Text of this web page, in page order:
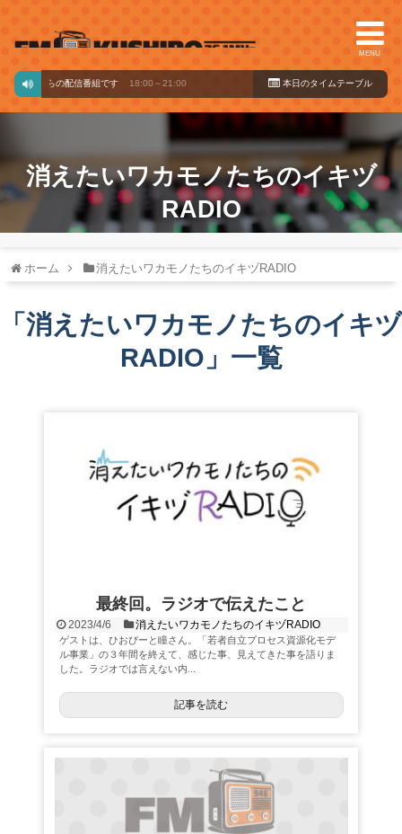
MENU
からの配信番組です 18:00～21:00 本日のタイ ムテーブル
消えたいワカモノたちのイキヅ
RADIO
ホーム 消えたいワカモノたちのイキヅRADIO
「 消えたいワカモノたちのイキヅ
RADIO 」 一覧
最終回。ラジオで伝えたこと
2023/4/6 消えたいワカモノたちのイキヅRADIO
ゲストは、ひおぴーと瞳さん。「若者自立プロセス資源化モデ
ル事業」の３年間を終えて、感じた事、見えてきた事を語りま
した。ラジオでは言えない内...
記事を読む